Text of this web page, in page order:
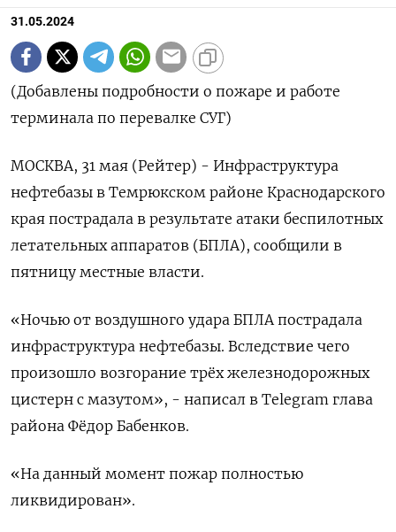
31.05.2024
(Добавлены подробности о пожаре и работе
терминала по перевалке СУГ)
МОСКВА, 31 мая (Рейтер) - Инфраструктура
нефтебазы в Темрюкском районе Краснодарского
края пострадала в результате атаки беспилотных
летательных аппаратов (БПЛА), сообщили в
пятницу местные власти.
«Ночью от воздушного удара БПЛА пострадала
инфраструктура нефтебазы. Вследствие чего
произошло возгорание трёх железнодорожных
цистерн с мазутом», - написал в Telegram глава
района Фёдор Бабенков.
«На данный момент пожар полностью
ликвидирован».